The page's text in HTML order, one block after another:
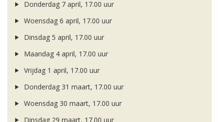
Donderdag 7 april, 17.00 uur
Woensdag 6 april, 17.00 uur
Dinsdag 5 april, 17.00 uur
Maandag 4 april, 17.00 uur
Vrijdag 1 april, 17.00 uur
Donderdag 31 maart, 17.00 uur
Woensdag 30 maart, 17.00 uur
Dinsdag 29 maart, 17.00 uur